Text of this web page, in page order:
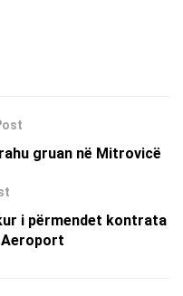
gruan në Mitrovicë
i përmendet kontrata